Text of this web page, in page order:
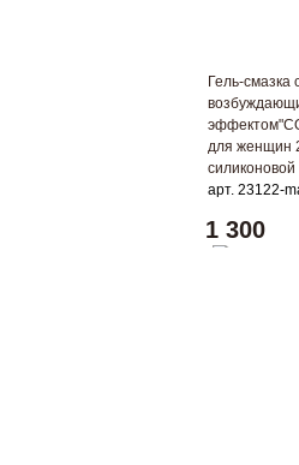
Гель-смазка
для женщин
силиконовой
арт. 23122-
1 300